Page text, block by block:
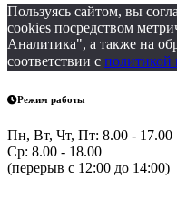
Пользуясь сайтом, вы
cookies посредством
Аналитика", а также на
соответствии с политикой
Режим работы
Пн, Вт, Чт, Пт: 8.00 - 17.00
Ср: 8.00 - 18.00
(перерыв с 12:00 до 14:00)